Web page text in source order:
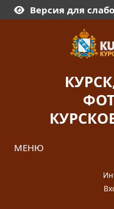
Версия для
МЕНЮ